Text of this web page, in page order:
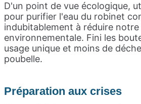
D'un point de vue écologique,
pour purifier l'eau du robinet
indubitablement à réduire
environnementale. Fini les
usage unique et moins de
poubelle.
Préparation aux crises